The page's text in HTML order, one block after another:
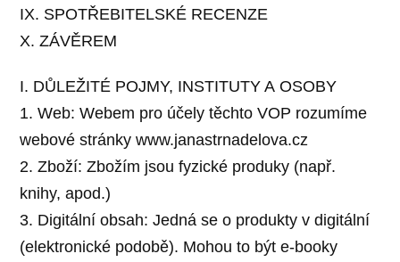
IX. SPOTŘEBITELSKÉ RECENZE
X. ZÁVĚREM
I. DŮLEŽITÉ POJMY, INSTITUTY A OSOBY
1. Web: Webem pro účely těchto VOP rozumíme
webové stránky www.janastrnadelova.cz
2. Zboží: Zbožím jsou fyzické produky (např.
knihy, apod.)
3. Digitální obsah: Jedná se o produkty v digitální
(elektronické podobě). Mohou to být e-booky